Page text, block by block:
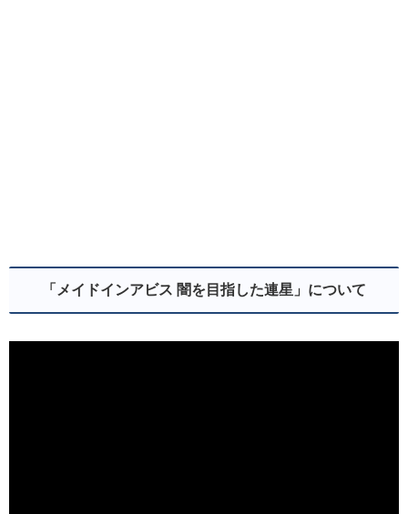
「メイドインアビス 闇を目指した連星」について